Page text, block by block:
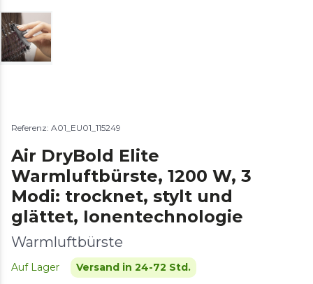
Referenz: A01_EU01_115249
Air DryBold Elite
Warmluftbürste, 1200 W, 3
Modi: trocknet, stylt und
glättet, Ionentechnologie
Warmluftbürste
Auf Lager Versand in 24-72 Std.